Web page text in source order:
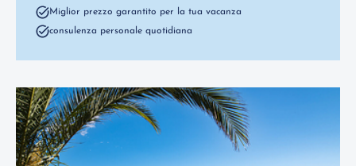
Miglior prezzo garantito per la tua vacanza
consulenza personale quotidiana